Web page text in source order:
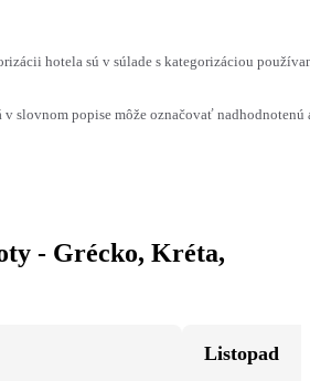
hotela sú v súlade s kategorizáciou
slovnom popise môže označovať
- Grécko, Kréta,
Listopad